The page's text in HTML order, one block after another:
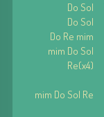
Do Sol
Do Sol
Do Re mim
mim Do Sol
Re(x4)
mim Do Sol Re